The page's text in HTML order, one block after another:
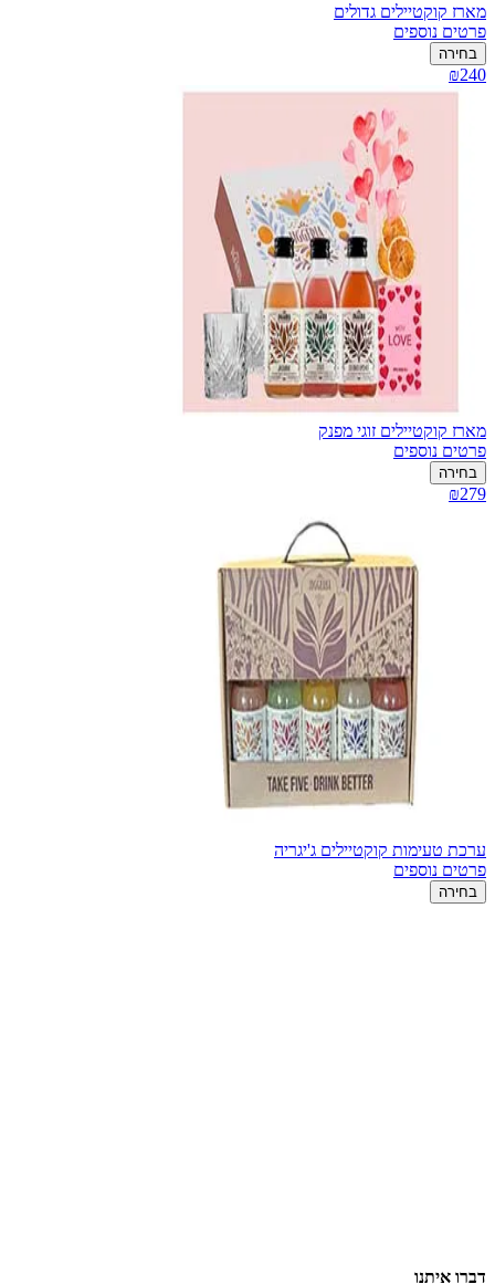
מארז קוקטיילים גדולים
פרטים נוספים
בחירה
₪240
מארז קוקטיילים זוגי מפנק
פרטים נוספים
בחירה
₪279
ערכת טעימות קוקטיילים ג'יגריה
פרטים נוספים
בחירה
דברו איתנו